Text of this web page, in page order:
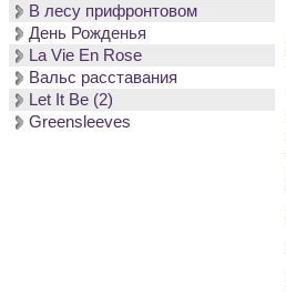
В лесу прифронтовом
День Рожденья
La Vie En Rose
Вальс расставания
Let It Be (2)
Greensleeves